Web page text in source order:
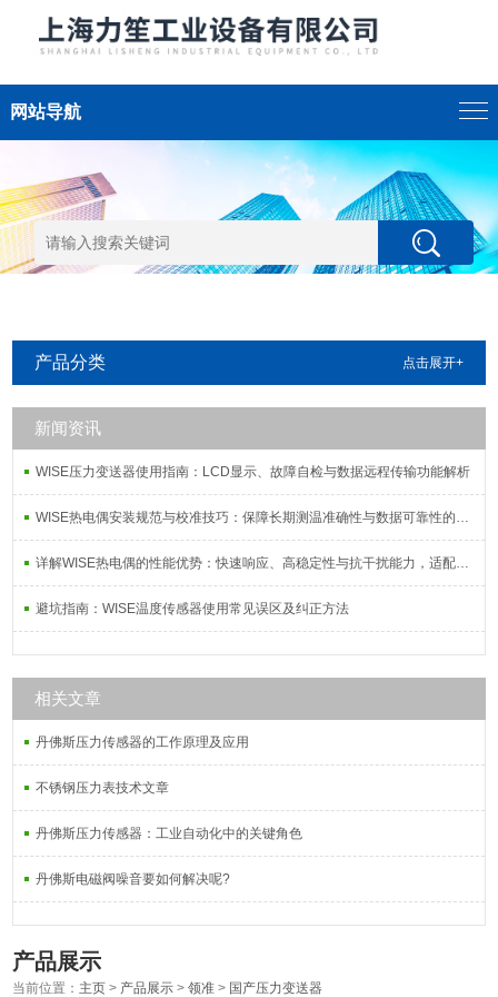
网站导航
产品分类 点击展开+
新闻资讯
WISE压力变送器使用指南：LCD显示、故障自检与数据远程传输功能解析
WISE热电偶安装规范与校准技巧：保障长期测温准确性与数据可靠性的系统方案
详解WISE热电偶的性能优势：快速响应、高稳定性与抗干扰能力，适配复杂工况需求
避坑指南：WISE温度传感器使用常见误区及纠正方法
相关文章
丹佛斯压力传感器的工作原理及应用
不锈钢压力表技术文章
丹佛斯压力传感器：工业自动化中的关键角色
丹佛斯电磁阀噪音要如何解决呢?
产品展示
当前位置： 主页 > 产品展示 >领准 > 国产压力变送器